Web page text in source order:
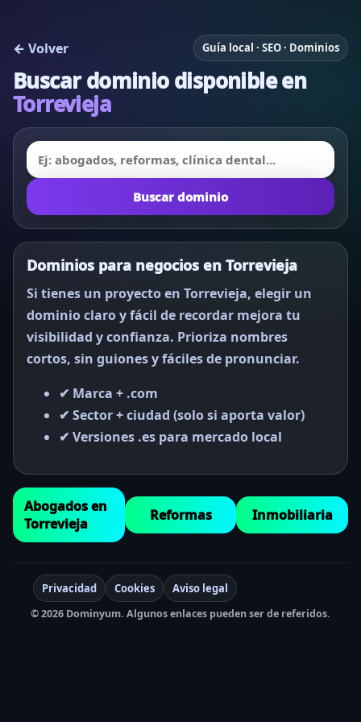
← Volver Guía local · SEO · Dominios
Buscar dominio disponible en
Torrevieja
Buscar dominio
Dominios para negocios en Torrevieja
Si tienes un proyecto en Torrevieja, elegir un
dominio claro y fácil de recordar mejora tu
visibilidad y confianza. Prioriza nombres
cortos, sin guiones y fáciles de pronunciar.
✔ Marca + .com
✔ Sector + ciudad (solo si aporta valor)
✔ Versiones .es para mercado local
Abogados en
Torrevieja
Reformas Inmobiliaria
Privacidad Cookies Aviso legal
© 2026 Dominyum. Algunos enlaces pueden ser de referidos.